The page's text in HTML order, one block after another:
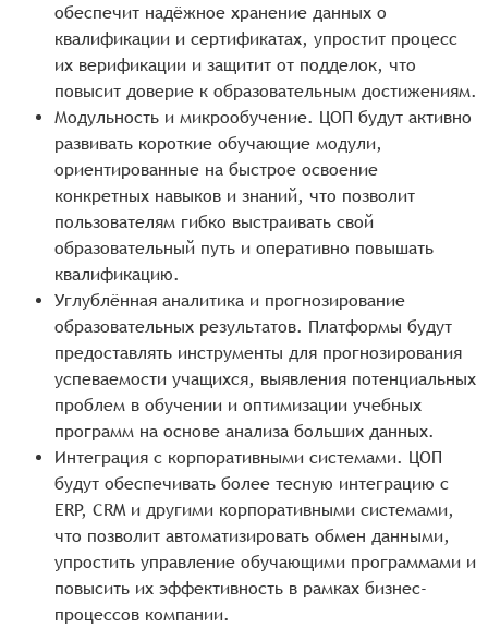
обеспечит надёжное хранение данных о
квалификации и сертификатах, упростит процесс
их верификации и защитит от подделок, что
повысит доверие к образовательным достижениям.
Модульность и микрообучение. ЦОП будут активно
развивать короткие обучающие модули,
ориентированные на быстрое освоение
конкретных навыков и знаний, что позволит
пользователям гибко выстраивать свой
образовательный путь и оперативно повышать
квалификацию.
Углублённая аналитика и прогнозирование
образовательных результатов. Платформы будут
предоставлять инструменты для прогнозирования
успеваемости учащихся, выявления потенциальных
проблем в обучении и оптимизации учебных
программ на основе анализа больших данных.
Интеграция с корпоративными системами. ЦОП
будут обеспечивать более тесную интеграцию с
ERP, CRM и другими корпоративными системами,
что позволит автоматизировать обмен данными,
упростить управление обучающими программами и
повысить их эффективность в рамках бизнес-
процессов компании.